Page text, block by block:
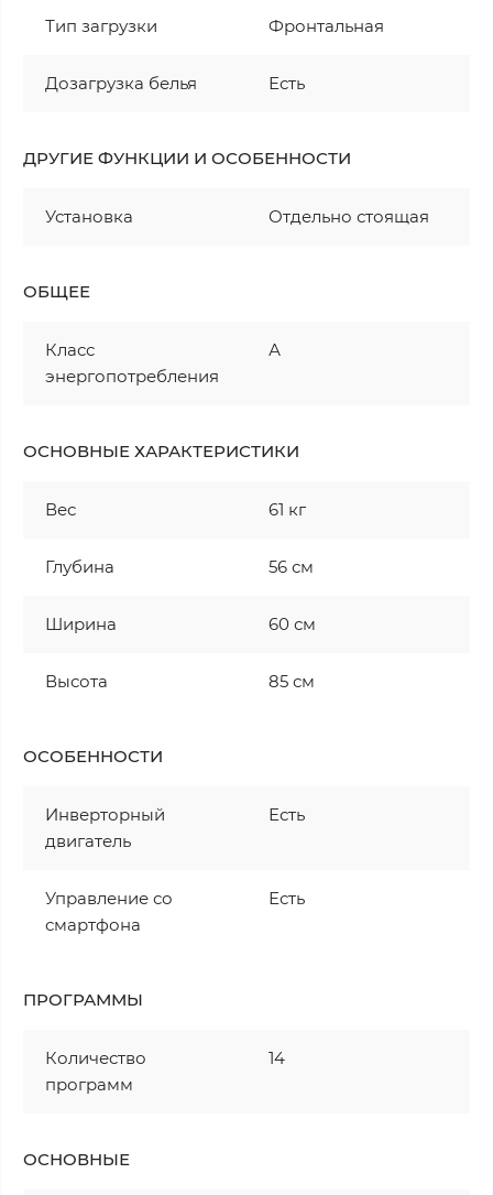
Тип загрузки Фронтальная
Дозагрузка белья Есть
ДРУГИЕ ФУНКЦИИ И ОСОБЕННОСТИ
Установка Отдельно стоящая
ОБЩЕЕ
Класс
энергопотребления
А
ОСНОВНЫЕ ХАРАКТЕРИСТИКИ
Вес 61 кг
Глубина 56 см
Ширина 60 см
Высота 85 см
ОСОБЕННОСТИ
Инверторный
двигатель
Есть
Управление со
смартфона
Есть
ПРОГРАММЫ
Количество
программ
14
ОСНОВНЫЕ